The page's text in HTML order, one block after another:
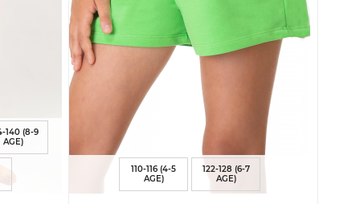
140 (8-9
AGE)
110-116 (4-5
AGE)
122-128 (6-7
AGE)